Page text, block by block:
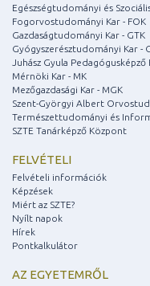
Egészségtudományi és
Fogorvostudományi Kar - FOK
Gazdaságtudományi Kar - GTK
Gyógyszerésztudományi Kar -
Juhász Gyula Pedagógusképző
Mérnöki Kar - MK
Mezőgazdasági Kar - MGK
Szent-Györgyi Albert
Természettudományi és
SZTE Tanárképző Központ
FELVÉTELI
Felvételi információk
Képzések
Miért az SZTE?
Nyílt napok
Hírek
Pontkalkulátor
AZ EGYETEMRŐL